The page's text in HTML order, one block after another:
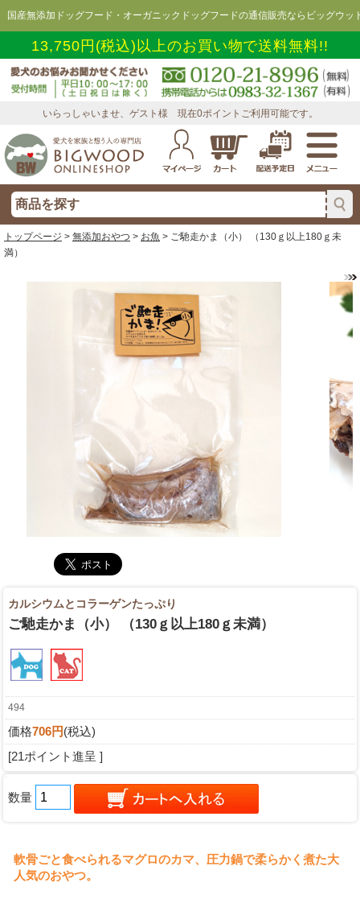
国産無添加ドッグフード・オーガニックドッグフードの通信販売ならビッグウッ
13,750円(税込)以上のお買い物で送料無料!!
いらっしゃいませ、ゲスト様 現在0ポイントご利用可能です。
トップページ > 無添加おやつ > お魚 > ご馳走かま（小） （130ｇ以上180ｇ未
満）
カルシウムとコラーゲンたっぷり
ご馳走かま（小） （130ｇ以上180ｇ未満）
494
価格706円(税込)
[21ポイント進呈 ]
数量
軟骨ごと食べられるマグロのカマ、圧力鍋で柔らかく煮た大
人気のおやつ。